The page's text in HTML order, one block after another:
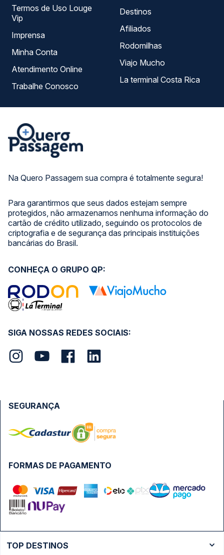
Na Quero Passagem sua compra é totalmente segura!
Para garantirmos que seus dados estejam sempre
protegidos, não armazenamos nenhuma informação do
cartão de crédito utilizado, seguindo os protocolos de
criptografia e de segurança das principais instituições
bancárias do Brasil.
Termos de Uso Louge
Vip
Imprensa
Minha Conta
Atendimento Online
Trabalhe Conosco
Destinos
Afiliados
Rodomilhas
Viajo Mucho
La terminal Costa Rica
SIGA NOSSAS REDES SOCIAIS:
CONHEÇA O GRUPO QP:
FORMAS DE PAGAMENTO
SEGURANÇA
TOP DESTINOS